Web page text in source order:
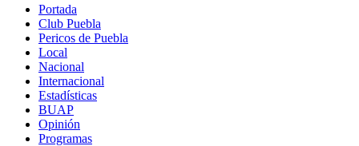
Portada
Club Puebla
Pericos de Puebla
Local
Nacional
Internacional
Estadísticas
BUAP
Opinión
Programas